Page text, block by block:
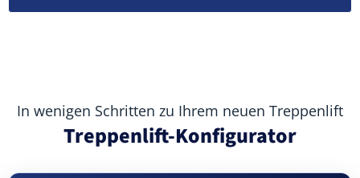
In wenigen Schritten zu Ihrem neuen Treppenlift
Treppenlift-Konfigurator